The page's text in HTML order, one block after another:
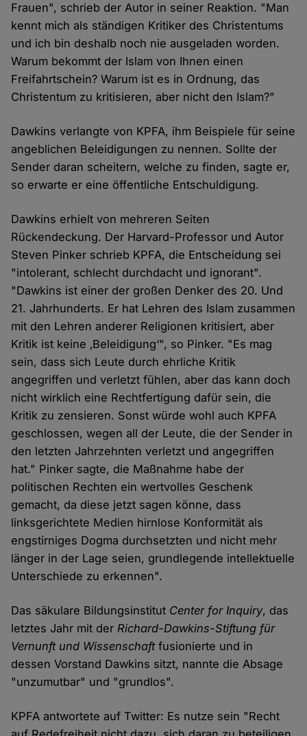
Frauen", schrieb der Autor in seiner Reaktion. "Man
kennt mich als ständigen Kritiker des Christentums
und ich bin deshalb noch nie ausgeladen worden.
Warum bekommt der Islam von Ihnen einen
Freifahrtschein? Warum ist es in Ordnung, das
Christentum zu kritisieren, aber nicht den Islam?"
Dawkins verlangte von KPFA, ihm Beispiele für seine
angeblichen Beleidigungen zu nennen. Sollte der
Sender daran scheitern, welche zu finden, sagte er,
so erwarte er eine öffentliche Entschuldigung.
Dawkins erhielt von mehreren Seiten
Rückendeckung. Der Harvard-Professor und Autor
Steven Pinker schrieb KPFA, die Entscheidung sei
"intolerant, schlecht durchdacht und ignorant".
"Dawkins ist einer der großen Denker des 20. Und
21. Jahrhunderts. Er hat Lehren des Islam zusammen
mit den Lehren anderer Religionen kritisiert, aber
Kritik ist keine ‚Beleidigung‘", so Pinker. "Es mag
sein, dass sich Leute durch ehrliche Kritik
angegriffen und verletzt fühlen, aber das kann doch
nicht wirklich eine Rechtfertigung dafür sein, die
Kritik zu zensieren. Sonst würde wohl auch KPFA
geschlossen, wegen all der Leute, die der Sender in
den letzten Jahrzehnten verletzt und angegriffen
hat." Pinker sagte, die Maßnahme habe der
politischen Rechten ein wertvolles Geschenk
gemacht, da diese jetzt sagen könne, dass
linksgerichtete Medien hirnlose Konformität als
engstirniges Dogma durchsetzten und nicht mehr
länger in der Lage seien, grundlegende intellektuelle
Unterschiede zu erkennen".
Das säkulare Bildungsinstitut Center for Inquiry, das
letztes Jahr mit derRichard-Dawkins-Stiftung für
Vernunft und Wissenschaftfusionierte und in
dessen Vorstand Dawkins sitzt, nannte die Absage
"unzumutbar" und "grundlos".
KPFA antwortete auf Twitter: Es nutze sein "Recht